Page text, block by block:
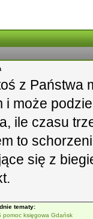
z Państwa
i może
ile czasu
to
się z
tematy:
pomoc księgowa Gdańsk